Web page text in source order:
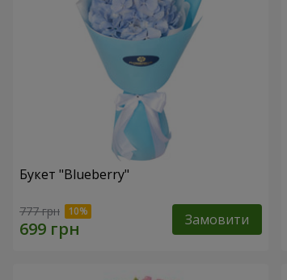
Букет "Blueberry"
777 грн Замовити